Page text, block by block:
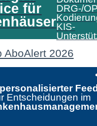
für
DRG-/
KIS-
personalisierter Feed
Entscheidungen im